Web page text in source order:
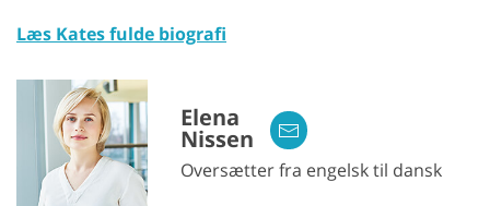
Læs Kates fulde biografi
Elena
Nissen
Oversætter fra engelsk til dansk